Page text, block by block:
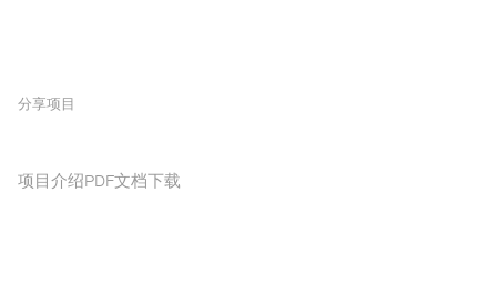
分享项目
项目介绍PDF文档下载